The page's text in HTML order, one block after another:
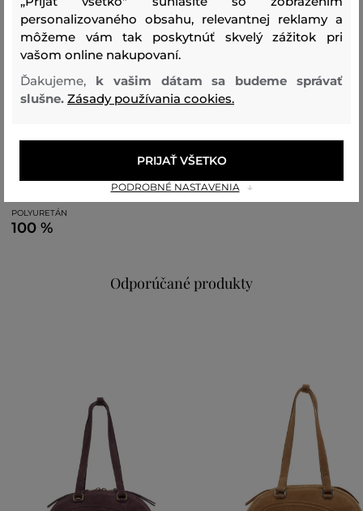
Sezóna: BAS Kód produktu:13989358-BAS-AC-200-0
POLYURETÁN
POLYURETÁN
100 %
Odporúčané produkty
personalizovaného obsahu, relevantnej reklamy a
môžeme vám tak poskytnúť skvelý zážitok pri
vašom online nakupovaní.
Ďakujeme, k vašim dátam sa budeme správať
slušne. Zásady používania cookies.
PODROBNÉ NASTAVENIA
PRIJAŤ VŠETKO